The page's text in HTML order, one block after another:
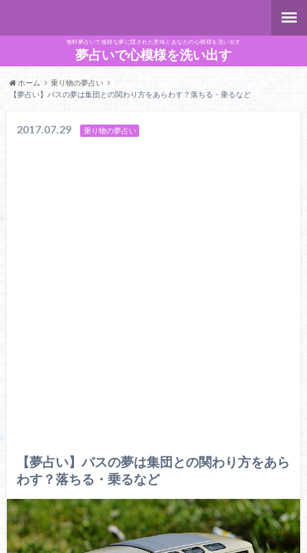
無料夢占いで複雑な夢に隠された意味とあなたの心模様を洗い出す
夢占いで心模様を洗い出す
ホーム
乗り物の夢占い
【夢占い】バスの夢は集団との関わり方をあらわす？落ちる・乗るなど
2017.07.29 乗り物の夢占い
【夢占い】バスの夢は集団との関わり方をあら
わす？落ちる・乗るなど